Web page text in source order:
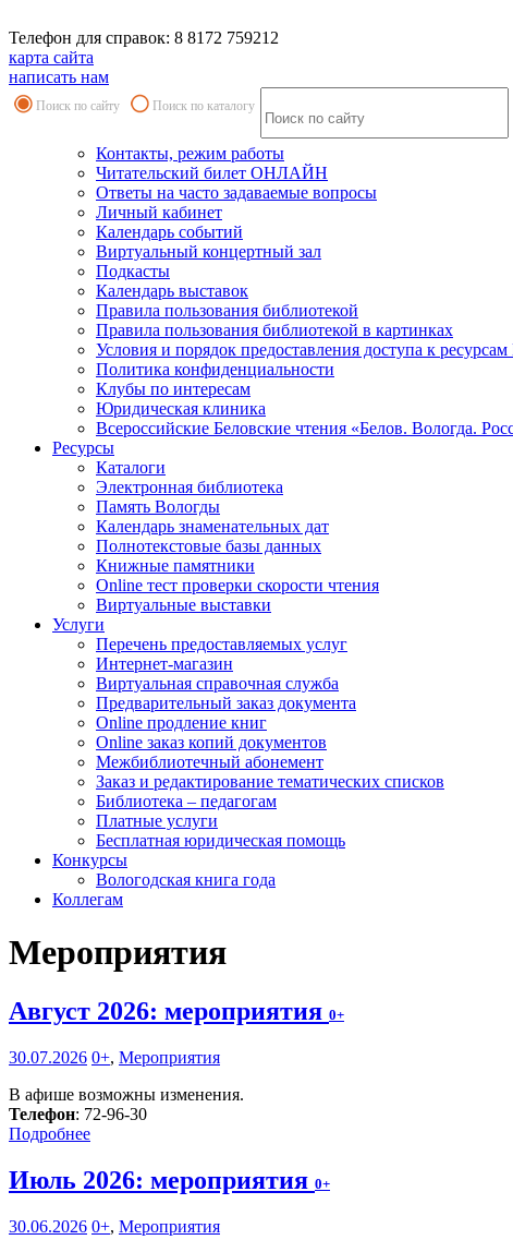
Телефон для справок: 8 8172 759212
карта сайта
написать нам
Поиск по сайту Поиск по каталогу
Контакты, режим работы
Читательский билет ОНЛАЙН
Ответы на часто задаваемые вопросы
Личный кабинет
Календарь событий
Виртуальный концертный зал
Подкасты
Календарь выставок
Правила пользования библиотекой
Правила пользования библиотекой в картинках
Условия и порядок предоставления доступа к
Политика конфиденциальности
Клубы по интересам
Юридическая клиника
Всероссийские Беловские чтения «Белов. Вологда.
Ресурсы
Каталоги
Электронная библиотека
Память Вологды
Календарь знаменательных дат
Полнотекстовые базы данных
Книжные памятники
Online тест проверки скорости чтения
Виртуальные выставки
Услуги
Перечень предоставляемых услуг
Интернет-магазин
Виртуальная справочная служба
Предварительный заказ документа
Online продление книг
Online заказ копий документов
Межбиблиотечный абонемент
Заказ и редактирование тематических списков
Библиотека – педагогам
Платные услуги
Бесплатная юридическая помощь
Конкурсы
Вологодская книга года
Коллегам
Мероприятия
Август 2026: мероприятия 0+
30.07.2026 0+, Мероприятия
В афише возможны изменения.
Телефон: 72-96-30
Подробнее
Июль 2026: мероприятия 0+
30.06.2026 0+, Мероприятия